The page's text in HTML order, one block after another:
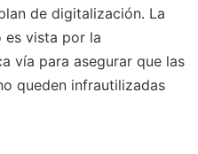
de digitalización. La
es vista por la
vía para asegurar que las
queden infrautilizadas